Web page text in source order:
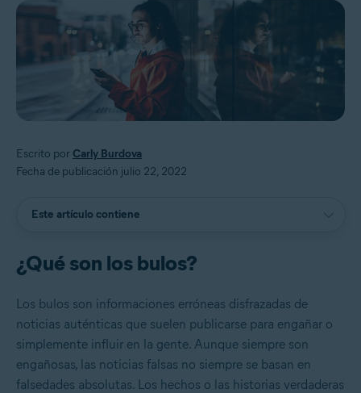
Escrito por Carly Burdova
Fecha de publicación julio 22, 2022
Este artículo contiene
¿Qué son los bulos?
Los bulos son informaciones erróneas disfrazadas de
noticias auténticas que suelen publicarse para engañar o
simplemente influir en la gente. Aunque siempre son
engañosas, las noticias falsas no siempre se basan en
falsedades absolutas. Los hechos o las historias verdaderas